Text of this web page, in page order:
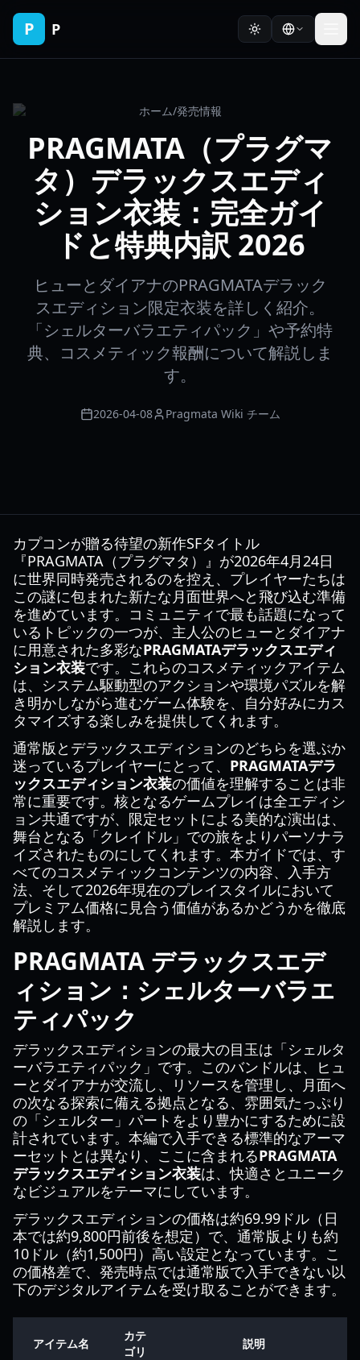
P P
ホーム/発売情報
PRAGMATA（プラグマ
タ）デラックスエディ
ション衣装：完全ガイ
ドと特典内訳 2026
ヒューとダイアナのPRAGMATAデラック
スエディション限定衣装を詳しく紹介。
「シェルターバラエティパック」や予約特
典、コスメティック報酬について解説しま
す。
2026-04-08 Pragmata Wiki チーム
カプコンが贈る待望の新作SFタイトル
『PRAGMATA（プラグマタ）』が2026年4月24日
に世界同時発売されるのを控え、プレイヤーたちは
この謎に包まれた新たな月面世界へと飛び込む準備
を進めています。コミュニティで最も話題になって
いるトピックの一つが、主人公のヒューとダイアナ
に用意された多彩なPRAGMATAデラックスエディ
ション衣装です。これらのコスメティックアイテム
は、システム駆動型のアクションや環境パズルを解
き明かしながら進むゲーム体験を、自分好みにカス
タマイズする楽しみを提供してくれます。
通常版とデラックスエディションのどちらを選ぶか
迷っているプレイヤーにとって、 PRAGMATAデラ
ックスエディション衣装の価値を理解することは非
常に重要です。核となるゲームプレイは全エディシ
ョン共通ですが、限定セットによる美的な演出は、
舞台となる「クレイドル」での旅をよりパーソナラ
イズされたものにしてくれます。本ガイドでは、す
べてのコスメティックコンテンツの内容、入手方
法、そして2026年現在のプレイスタイルにおいて
プレミアム価格に見合う価値があるかどうかを徹底
解説します。
PRAGMATA デラックスエデ
ィション：シェルターバラエ
ティパック
デラックスエディションの最大の目玉は「シェルタ
ーバラエティパック」です。このバンドルは、ヒュ
ーとダイアナが交流し、リソースを管理し、月面へ
の次なる探索に備える拠点となる、雰囲気たっぷり
の「シェルター」パートをより豊かにするために設
計されています。本編で入手できる標準的なアーマ
ーセットとは異なり、ここに含まれるPRAGMATA
デラックスエディション衣装は、快適さとユニーク
なビジュアルをテーマにしています。
デラックスエディションの価格は約69.99ドル（日
本では約9,800円前後を想定）で、通常版よりも約
10ドル（約1,500円）高い設定となっています。こ
の価格差で、発売時点では通常版で入手できない以
下のデジタルアイテムを受け取ることができます。
アイテム名
カテ
ゴリ
説明